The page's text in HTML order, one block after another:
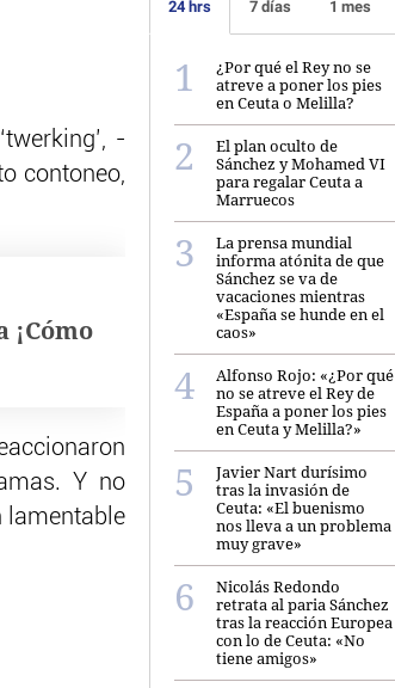
-
contoneo,
¡Cómo
Y no
lamentable
24 hrs 7 días 1 mes
¿Por qué el Rey no se
atreve a poner los pies
en Ceuta o Melilla?
El plan oculto de
Sánchez y Mohamed VI
para regalar Ceuta a
Marruecos
La prensa mundial
informa atónita de que
Sánchez se va de
vacaciones mientras
«España se hunde en el
caos»
Alfonso Rojo: «¿Por qué
no se atreve el Rey de
España a poner los pies
en Ceuta y Melilla?»
Javier Nart durísimo
tras la invasión de
Ceuta: «El buenismo
nos lleva a un problema
muy grave»
Nicolás Redondo
retrata al paria Sánchez
tras la reacción Europea
con lo de Ceuta: «No
tiene amigos»